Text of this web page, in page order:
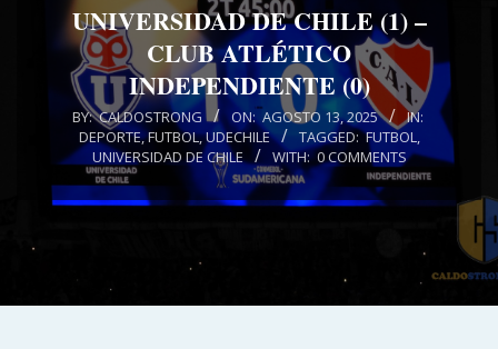
UNIVERSIDAD DE CHILE (1) –
CLUB ATLÉTICO
INDEPENDIENTE (0)
BY: CALDOSTRONG ON: AGOSTO 13, 2025
IN:
DEPORTE,FUTBOL,UDECHILE TAGGED: FUTBOL
UNIVERSIDAD DE CHILE
WITH: 0 COMMENTS